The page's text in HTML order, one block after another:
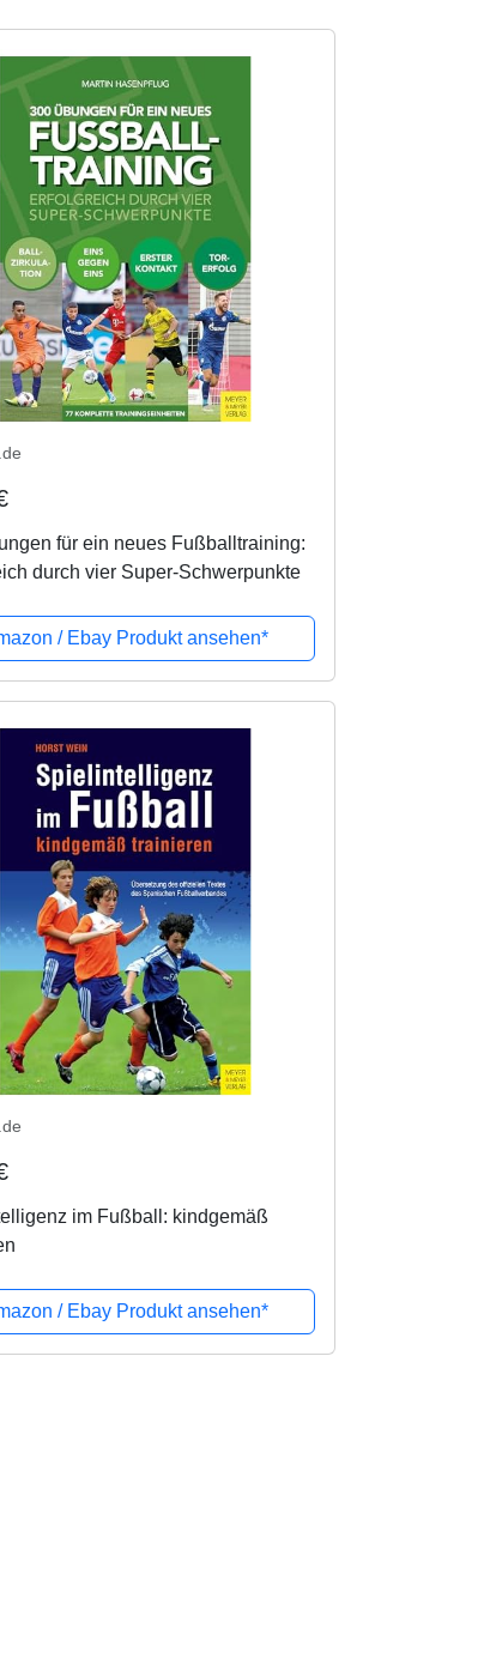
für ein neues Fußballtraining:
durch vier Super-Schwerpunkte
/ Ebay Produkt ansehen*
im Fußball: kindgemäß
/ Ebay Produkt ansehen*